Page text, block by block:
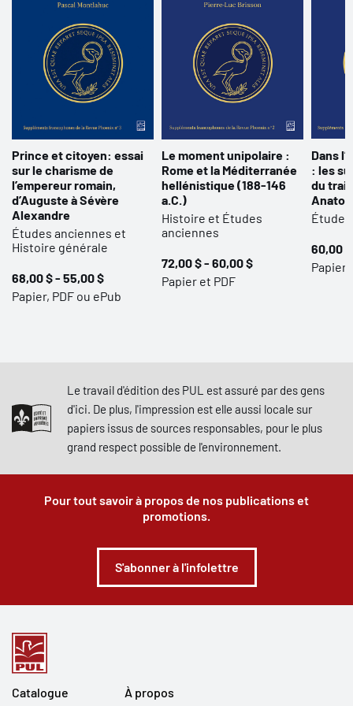
respect du bilinguisme national.
Prince et citoyen: essai
sur le charisme de
l’empereur romain,
d’Auguste à Sévère
Alexandre
Études anciennes et
Histoire générale
68,00 $ - 55,00 $
Papier, PDF ou ePub
Le moment unipolaire :
Rome et la Méditerranée
hellénistique (188-146
a.C.)
Histoire et Études
anciennes
72,00 $ - 60,00 $
Papier et PDF
Dans
: les
du
60,00 $
Papier
Le travail d'édition des PUL est assuré par des gens
d'ici. De plus, l'impression est elle aussi locale sur
papiers issus de sources responsables, pour le plus
grand respect possible de l'environnement.
Pour tout savoir à propos de nos publications et
promotions.
S'abonner à l'infolettre
Catalogue À propos